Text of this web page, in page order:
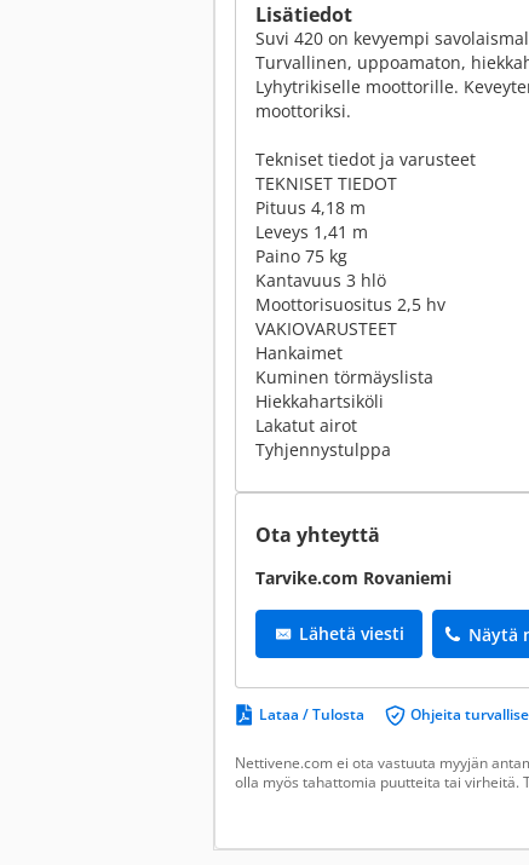
Lisätiedot
Suvi 420 on kevyempi
Turvallinen, uppoamaton,
Lyhytrikiselle moottorille.
moottoriksi.
Tekniset tiedot ja varusteet
TEKNISET TIEDOT
Pituus 4,18 m
Leveys 1,41 m
Paino 75 kg
Kantavuus 3 hlö
Moottorisuositus 2,5 hv
VAKIOVARUSTEET
Hankaimet
Kuminen törmäyslista
Hiekkahartsiköli
Lakatut airot
Tyhjennystulppa
Ota yhteyttä
Tarvike.com Rovaniemi
Lähetä viesti Näytä
Lataa / Tulosta Ohjeita
Nettivene.com ei ota vastuuta myyjän
olla myös tahattomia puutteita tai virheitä.